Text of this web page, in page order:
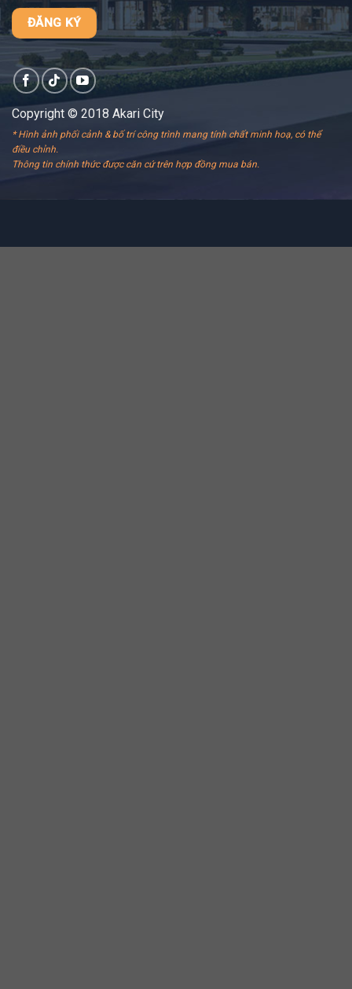
Copyright © 2018 Akari City
* Hình ảnh phối cảnh & bố trí công trình mang tính chất minh hoạ, có thể
điều chỉnh.
Thông tin chính thức được căn cứ trên hợp đồng mua bán.